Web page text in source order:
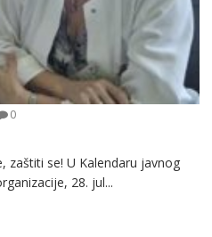
0
zaštiti se! U Kalendaru javnog
28. jul...